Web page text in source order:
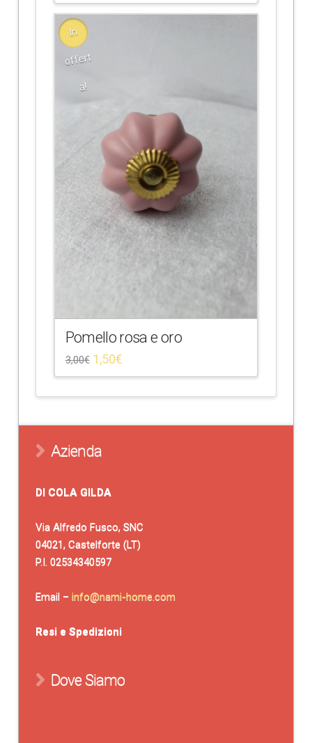
In
offert
a!
Pomello rosa e oro
3,00€ 1,50€
Azienda
DI COLA GILDA
Via Alfredo Fusco, SNC
04021, Castelforte (LT)
P.I. 02534340597
Email – info@nami-home.com
Resi e Spedizioni
Dove Siamo